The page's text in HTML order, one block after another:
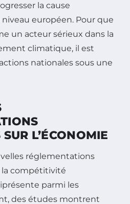
la cause
européen. Pour que
un acteur sérieux dans la
climatique, il est
nationales sous une
L’ÉCONOMIE
réglementations
compétitivité
parmi les
des études montrent